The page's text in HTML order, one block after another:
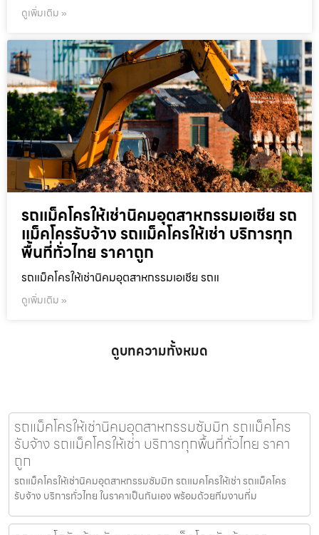
ดูเพิ่มเติม »
รถแม็คโครให้เช่านิคมอุตสาหกรรมเอเชีย รถ
แม็คโครรับจ้าง รถแม็คโครให้เช่า บริการทุก
พื้นที่ทั่วไทย ราคาถูก
รถแม็คโครให้เช่านิคมอุตสาหกรรมเอเชีย รถแ
ดูเพิ่มเติม »
ดูบทความทั้งหมด
รถแม็คโครให้เช่านิคมอุตสาหกรรมซัมมิท รถแม็คโคร
รับจ้าง รถแม็คโครให้เช่า บริการทุกพื้นที่ทั่วไทย ราคา
ถูก
รถแม็คโครให้เช่านิคมอุตสาหกรรมซัมมิท รถแมคโครให้เช่า รถแม็คโคร
รับจ้าง บริการทั่วไทย ในราคาเป็นกันเอง พร้อมด้วยทีมงานที่ม